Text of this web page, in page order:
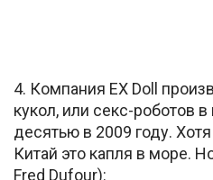
4. Компания EX Doll
кукол, или секс-роботов
десятью в 2009 году.
Китай это капля в море.
Fred Dufour):